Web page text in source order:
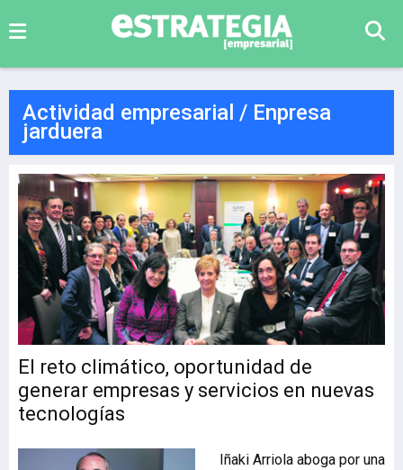
Actividad empresarial / Enpresa
jarduera
El reto climático, oportunidad de
generar empresas y servicios en nuevas
tecnologías
Iñaki Arriola aboga por una